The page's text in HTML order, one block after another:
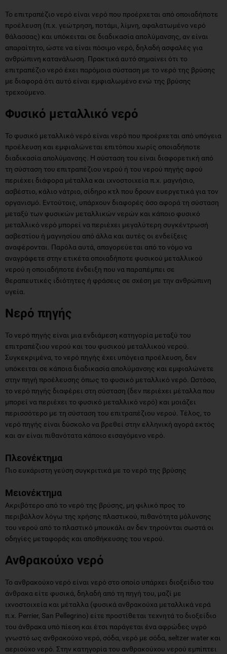
Το επιτραπέζιο νερό είναι νερό που προέρχεται από οποιαδήποτε
προέλευση (π.χ. γεώτρηση, ποτάμι, λίμνη, αφαλατωμένο νερό
θάλασσας) και υπόκειται σε διαδικασία απολύμανσης, αν είναι
απαραίτητο, ώστε να είναι πόσιμο νερό, δηλαδή ασφαλές για
ανθρώπινη κατανάλωση. Πρακτικά αυτό σημαίνει ότι το
επιτραπέζιο νερό έχει παρόμοια σύσταση με το νερό της βρύσης
με διαφορά ότι αυτό είναι εμφιαλωμένο ενώ της βρύσης
τρεχούμενο.
Φυσικό μεταλλικό νερό
Το φυσικό μεταλλικό νερό είναι νερό που προέρχεται από υπόγεια
προέλευση και εμφιαλώνεται επιτόπου χωρίς οποιαδήποτε
διαδικασία απολύμανσης. Η σύσταση του είναι διαφορετική από
τη σύσταση του επιτραπέζιου νερού ή του νερού πηγής αφού
περιέχει διάφορα μέταλλα και ιχνοστοιχεία π.χ. μαγνήσιο,
ασβέστιο, κάλιο νάτριο, σίδηρο κτλ που δρουν ευεργετικά για τον
οργανισμό. Εντούτοις, υπάρχουν διαφορές όσο αφορά τη σύσταση
μεταξύ των φυσικών μεταλλικών νερών και κάποιο φυσικό
μεταλλικό νερό μπορεί να περιέχει μεγαλύτερη συγκέντρωσή
ασβεστίου ή μαγνησίου από άλλα και αυτές οι ενδείξεις
αναφέρονται. Παρόλα αυτά, απαγορεύεται από το νόμο να
αναγράφετε στην ετικέτα οποιαδήποτε φυσικού μεταλλικού
νερού η οποιαδήποτε ένδειξη που να παραπέμπει σε
θεραπευτικές ιδιότητες ή φράσεις σε σχέση με την ανθρώπινη
υγεία.
Νερό πηγής
Το νερό πηγής είναι μια ενδιάμεση κατηγορία μεταξύ του
επιτραπέζιου νερού και του φυσικού μεταλλικού νερού.
Συγκεκριμένα, το νερό πηγής έχει υπόγεια προέλευση, δεν
υπόκειται σε κάποια διαδικασία απολύμανσης και εμφιαλώνετε
στην πηγή προέλευσης όπως το φυσικό μεταλλικό νερό. Ωστόσο,
το νερό πηγής διαφέρει στη σύσταση (δεν περιέχει μέταλλα που
μπορεί να περιέχει το φυσικό μεταλλικό νερό) και μοιάζει
περισσότερο με τη σύσταση του επιτραπέζιου νερού. Τέλος, το
νερό πηγής είναι δύσκολο να βρεθεί στην ελληνική αγορά εκτός
και αν είναι πιθανότατα κάποιο εισαγόμενο νερό.
Πλεονέκτημα
Πιο ευχάριστη γεύση συγκριτικά με το νερό της βρύσης
Μειονέκτημα
Ακριβότερο από το νερό της βρύσης, μη φιλικό προς το
περιβάλλον λόγω της χρήσης πλαστικού, πιθανότητα μόλυνσης
του νερού από το πλαστικό μπουκάλι αν δεν τηρούνται σωστά οι
οδηγίες μεταφοράς και αποθήκευσης του νερού.
Ανθρακούχο νερό
Το ανθρακούχο νερό είναι νερό στο οποίο υπάρχει διοξείδιο του
άνθρακα είτε φυσικά, δηλαδή από τη πηγή του, μαζί με
ιχνοστοιχεία και μέταλλα (φυσικά ανθρακούχα μεταλλικά νερά
π.χ. Perrier, San Pellegrino) είτε προστίθεται τεχνητά το διοξείδιο
του άνθρακα υπό πίεση και έτσι παράγεται ένα αφρώδες υγρό
γνωστό ως ανθρακούχο νερό, σόδα, νερό με σόδα, seltzer water και
αεριούχο νερό. Στην κατηγορία του ανθρακούχου νερού εμπίπτει